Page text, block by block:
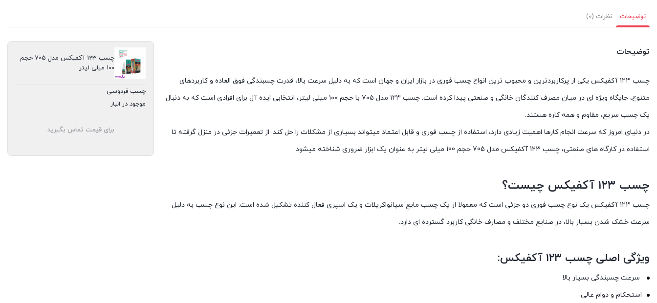
توضیحات نظرات (0)
توضیحات
چسب ۱۲۳ آکفیکس یکی از پرکاربردترین و محبوب ترین انواع چسب فوری در بازار ایران و جهان است که به دلیل سرعت بالا، قدرت چسبندگی فوق العاده و کاربردهای
متنوع، جایگاه ویژه ای در میان مصرف کنندگان خانگی و صنعتی پیدا کرده است. چسب ۱۲۳ مدل ۷۰۵ با حجم ۱۰۰ میلی لیتر، انتخابی ایده آل برای افرادی است که به دنبال
یک چسب سریع، مقاوم و همه کاره هستند.
در دنیای امروز که سرعت انجام کارها اهمیت زیادی دارد، استفاده از چسب فوری و قابل اعتماد میتواند بسیاری از مشکلات را حل کند. از تعمیرات جزئی در منزل گرفته تا
استفاده در کارگاه های صنعتی، چسب 123 آکفیکس مدل 705 حجم 100 میلی لیتر به عنوان یک ابزار ضروری شناخته میشود.
چسب ۱۲۳ آکفیکس چیست؟
چسب ۱۲۳ آکفیکس یک نوع چسب فوری دو جزئی است که معمولا از یک چسب مایع سیانواکریلات و یک اسپری فعال کننده تشکیل شده است. این نوع چسب به دلیل
سرعت خشک شدن بسیار بالا، در صنایع مختلف و مصارف خانگی کاربرد گسترده ای دارد.
ویژگی اصلی چسب ۱۲۳ آکفیکس:
سرعت چسبندگی بسیار بالا
استحکام و دوام عالی
چسب 123 آکفیکس مدل 705 حجم
100 میلی لیتر
چسب فردوسی
موجود در انبار
برای قیمت تماس بگیرید